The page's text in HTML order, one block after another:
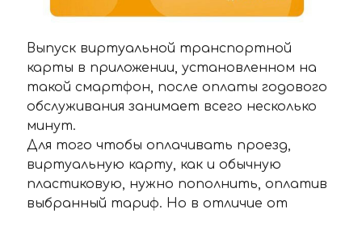
Выпуск виртуальной транспортной
карты в приложении, установленном на
такой смартфон, после оплаты годового
обслуживания занимает всего несколько
минут.
Для того чтобы оплачивать проезд,
виртуальную карту, как и обычную
пластиковую, нужно пополнить, оплатив
выбранный тариф. Но в отличие от